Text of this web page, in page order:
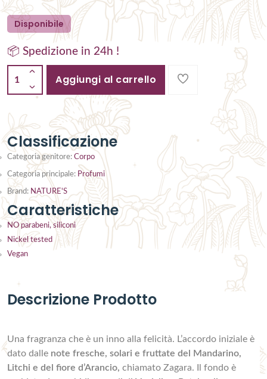
Disponibile
📦 Spedizione in 24h !
1 Aggiungi al carrello
Classificazione
Categoria genitore: Corpo
Categoria principale: Profumi
Brand: NATURE'S
Caratteristiche
NO parabeni, siliconi
Nickel tested
Vegan
Descrizione Prodotto
Una fragranza che è un inno alla felicità. L’accordo iniziale è
dato dalle note fresche, solari e fruttate del Mandarino,
Litchi e del fiore d’Arancio, chiamato Zagara. Il fondo è